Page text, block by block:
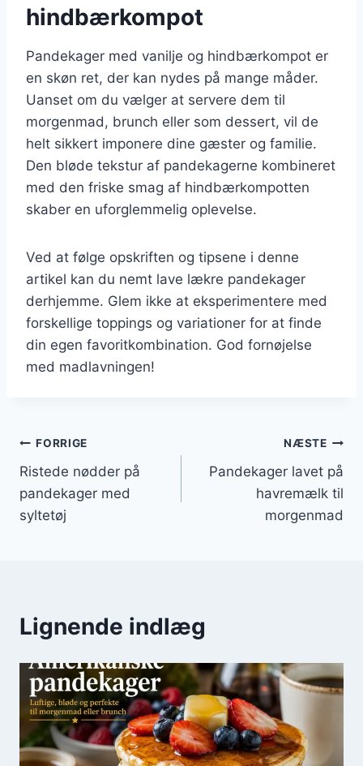
hindbærkompot
Pandekager med vanilje og hindbærkompot er
en skøn ret, der kan nydes på mange måder.
Uanset om du vælger at servere dem til
morgenmad, brunch eller som dessert, vil de
helt sikkert imponere dine gæster og familie.
Den bløde tekstur af pandekagerne kombineret
med den friske smag af hindbærkompotten
skaber en uforglemmelig oplevelse.
Ved at følge opskriften og tipsene i denne
artikel kan du nemt lave lækre pandekager
derhjemme. Glem ikke at eksperimentere med
forskellige toppings og variationer for at finde
din egen favoritkombination. God fornøjelse
med madlavningen!
Indlægsnavigation
FORRIGE
Ristede nødder på
pandekager med
syltetøj
NÆSTE
Pandekager lavet på
havremælk til
morgenmad
Lignende indlæg